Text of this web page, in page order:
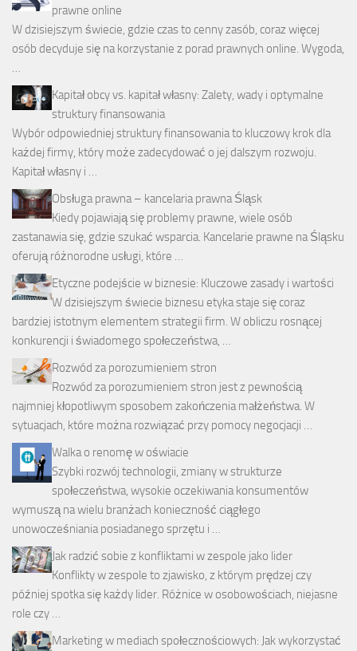
prawne online
W dzisiejszym świecie, gdzie czas to cenny zasób, coraz więcej
osób decyduje się na korzystanie z porad prawnych online. Wygoda,
…
Kapitał obcy vs. kapitał własny: Zalety, wady i optymalne
struktury finansowania
Wybór odpowiedniej struktury finansowania to kluczowy krok dla
każdej firmy, który może zadecydować o jej dalszym rozwoju.
Kapitał własny i …
Obsługa prawna – kancelaria prawna Śląsk
Kiedy pojawiają się problemy prawne, wiele osób
zastanawia się, gdzie szukać wsparcia. Kancelarie prawne na Śląsku
oferują różnorodne usługi, które …
Etyczne podejście w biznesie: Kluczowe zasady i wartości
W dzisiejszym świecie biznesu etyka staje się coraz
bardziej istotnym elementem strategii firm. W obliczu rosnącej
konkurencji i świadomego społeczeństwa, …
Rozwód za porozumieniem stron
Rozwód za porozumieniem stron jest z pewnością
najmniej kłopotliwym sposobem zakończenia małżeństwa. W
sytuacjach, które można rozwiązać przy pomocy negocjacji …
Walka o renomę w oświacie
Szybki rozwój technologii, zmiany w strukturze
społeczeństwa, wysokie oczekiwania konsumentów
wymuszą na wielu branżach konieczność ciągłego
unowocześniania posiadanego sprzętu i …
Jak radzić sobie z konfliktami w zespole jako lider
Konflikty w zespole to zjawisko, z którym prędzej czy
później spotka się każdy lider. Różnice w osobowościach, niejasne
role czy …
Marketing w mediach społecznościowych: Jak wykorzystać